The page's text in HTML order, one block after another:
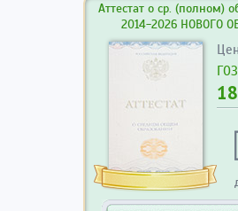
Аттестат о ср. (полном)
2014-2026 НОВОГО